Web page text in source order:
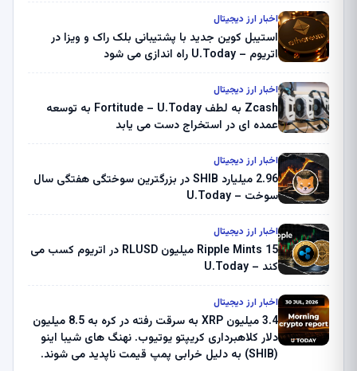
اخبار ارز دیجیتال
استیبل کوین جدید با پشتیبانی بلک راک و ویزا در
اتریوم – U.Today راه اندازی می شود
اخبار ارز دیجیتال
Zcash به لطف Fortitude – U.Today به توسعه
عمده ای در استخراج دست می یابد
اخبار ارز دیجیتال
2.96 میلیارد SHIB در بزرگترین سوختگی هفتگی سال
سوخت – U.Today
اخبار ارز دیجیتال
Ripple Mints 15 میلیون RLUSD در اتریوم کسب می
کند – U.Today
اخبار ارز دیجیتال
3.4 میلیون XRP به سرقت رفته در کره به 8.5 میلیون
دلار کلاهبرداری کریپتو یوتیوب. نهنگ های شیبا اینو
(SHIB) به دلیل خرابی پمپ قیمت ناپدید می شوند.